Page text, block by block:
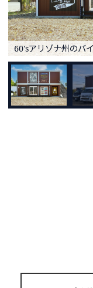
60'sアリゾナ州のバ